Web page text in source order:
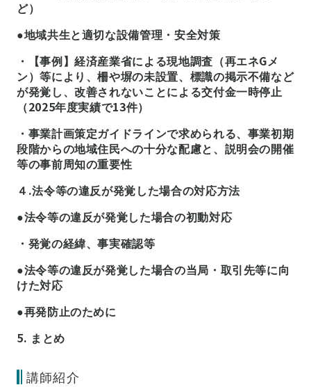
ど）
●地域共生と適切な設備管理・安全対策
・【事例】経済産業省による現地調査（再エネGメ
ン）等により、柵や塀の未設置、標識の掲示不備など
が発覚し、改善されないことによる交付金一時停止
（2025年度実績で13件）
・事業計画策定ガイドラインで求められる、事業初期
段階からの地域住民への十分な配慮と、説明会の開催
等の事前周知の重要性
４.法令等の違反が発覚した場合の対応方法
●法令等の違反が発覚した場合の初動対応
・発覚の経緯、事実確認等
●法令等の違反が発覚した場合の当局・取引先等に向
けた対応
●再発防止のために
5. まとめ
講師紹介